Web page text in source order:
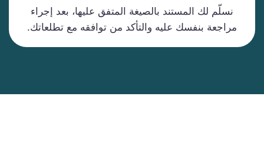
نسلّم لك المستند بالصيغة المتفق عليها، بعد إجراء
مراجعة بنفسك عليه والتأكد من توافقه مع تطلعاتك.